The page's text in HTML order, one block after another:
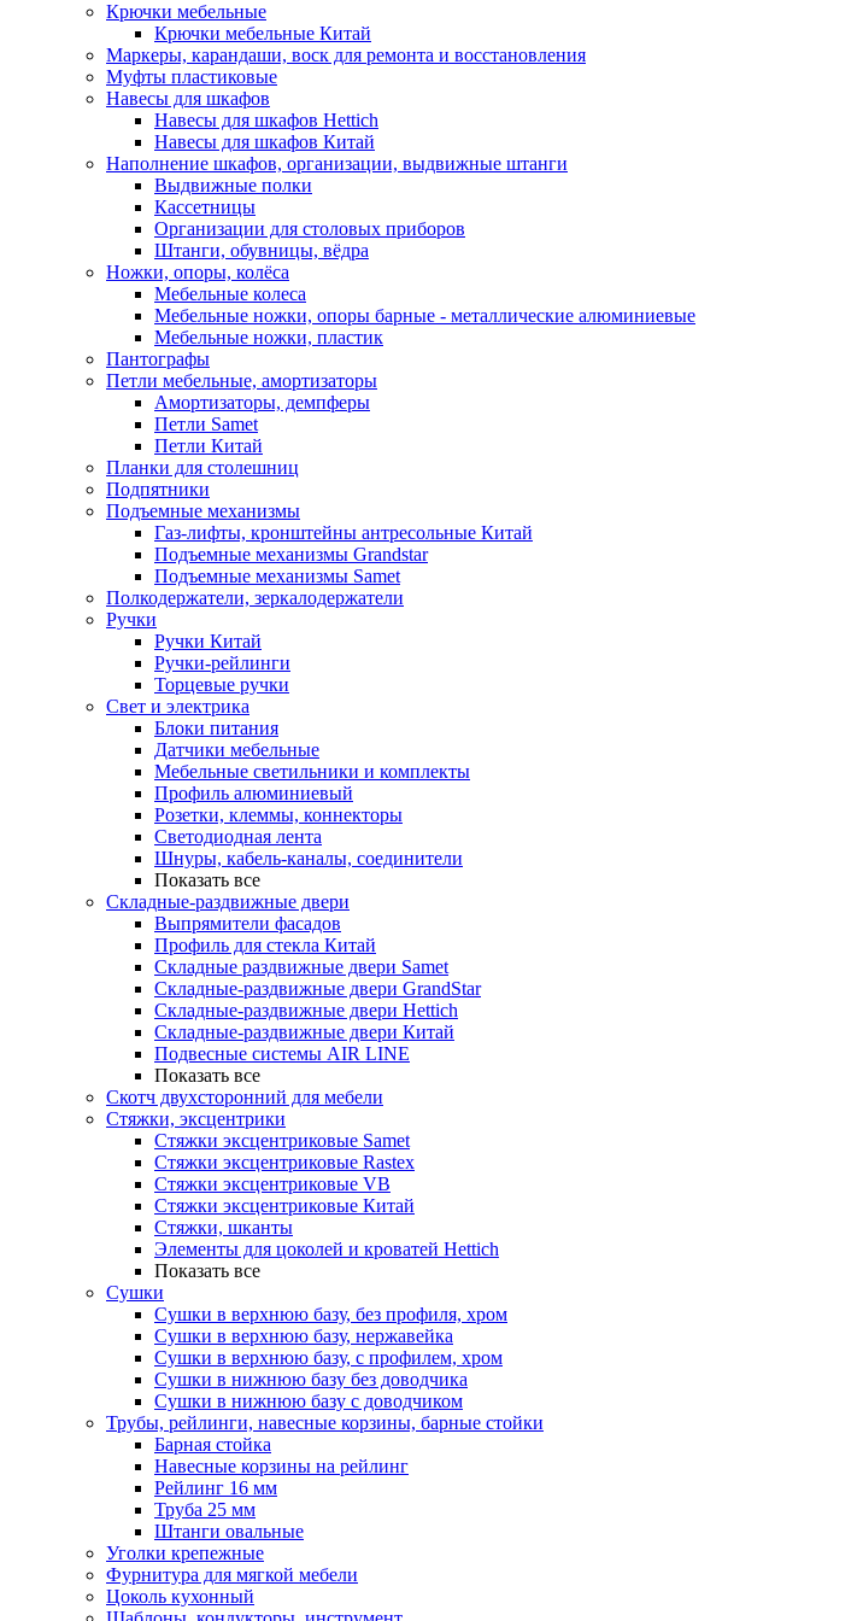
Крючки мебельные
Крючки мебельные Китай
Маркеры, карандаши, воск для ремонта и восстановления
Муфты пластиковые
Навесы для шкафов
Навесы для шкафов Hettich
Навесы для шкафов Китай
Наполнение шкафов, организации, выдвижные штанги
Выдвижные полки
Кассетницы
Организации для столовых приборов
Штанги, обувницы, вёдра
Ножки, опоры, колёса
Мебельные колеса
Мебельные ножки, опоры барные - металлические алюминиевые
Мебельные ножки, пластик
Пантографы
Петли мебельные, амортизаторы
Амортизаторы, демпферы
Петли Samet
Петли Китай
Планки для столешниц
Подпятники
Подъемные механизмы
Газ-лифты, кронштейны антресольные Китай
Подъемные механизмы Grandstar
Подъемные механизмы Samet
Полкодержатели, зеркалодержатели
Ручки
Ручки Китай
Ручки-рейлинги
Торцевые ручки
Свет и электрика
Блоки питания
Датчики мебельные
Мебельные светильники и комплекты
Профиль алюминиевый
Розетки, клеммы, коннекторы
Светодиодная лента
Шнуры, кабель-каналы, соединители
Показать все
Складные-раздвижные двери
Выпрямители фасадов
Профиль для стекла Китай
Складные раздвижные двери Samet
Складные-раздвижные двери GrandStar
Складные-раздвижные двери Hettich
Складные-раздвижные двери Китай
Подвесные системы AIR LINE
Показать все
Скотч двухсторонний для мебели
Стяжки, эксцентрики
Cтяжки эксцентриковые Samet
Стяжки эксцентриковые Rastex
Стяжки эксцентриковые VB
Стяжки эксцентриковые Китай
Стяжки, шканты
Элементы для цоколей и кроватей Hettich
Показать все
Сушки
Сушки в верхнюю базу, без профиля, хром
Сушки в верхнюю базу, нержавейка
Сушки в верхнюю базу, с профилем, хром
Сушки в нижнюю базу без доводчика
Сушки в нижнюю базу с доводчиком
Трубы, рейлинги, навесные корзины, барные стойки
Барная стойка
Навесные корзины на рейлинг
Рейлинг 16 мм
Труба 25 мм
Штанги овальные
Уголки крепежные
Фурнитура для мягкой мебели
Цоколь кухонный